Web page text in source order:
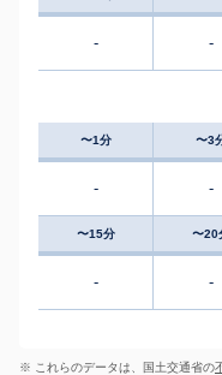
- -
〜1分 〜3
- -
〜15分 〜20
- -
※ これらのデータは、国土交通省の